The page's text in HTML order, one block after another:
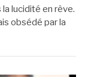
lucidité en rêve.
obsédé par la